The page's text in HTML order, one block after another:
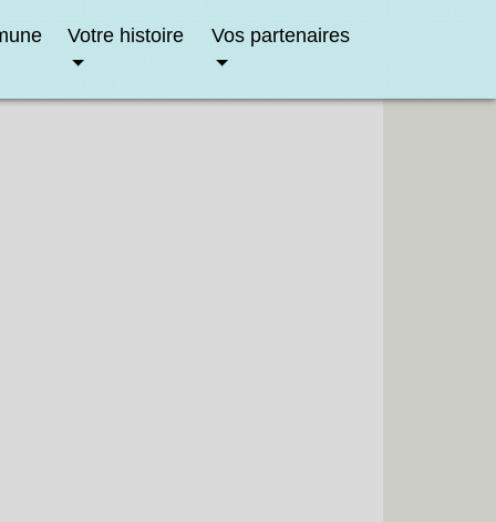
Votre histoire Vos partenaires